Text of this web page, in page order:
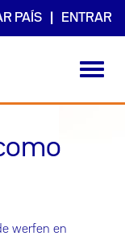
PAÍS ENTRAR
werfen en